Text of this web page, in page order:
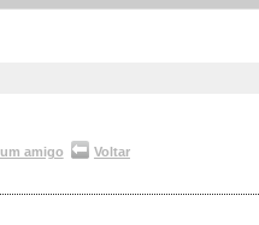
amigo Voltar